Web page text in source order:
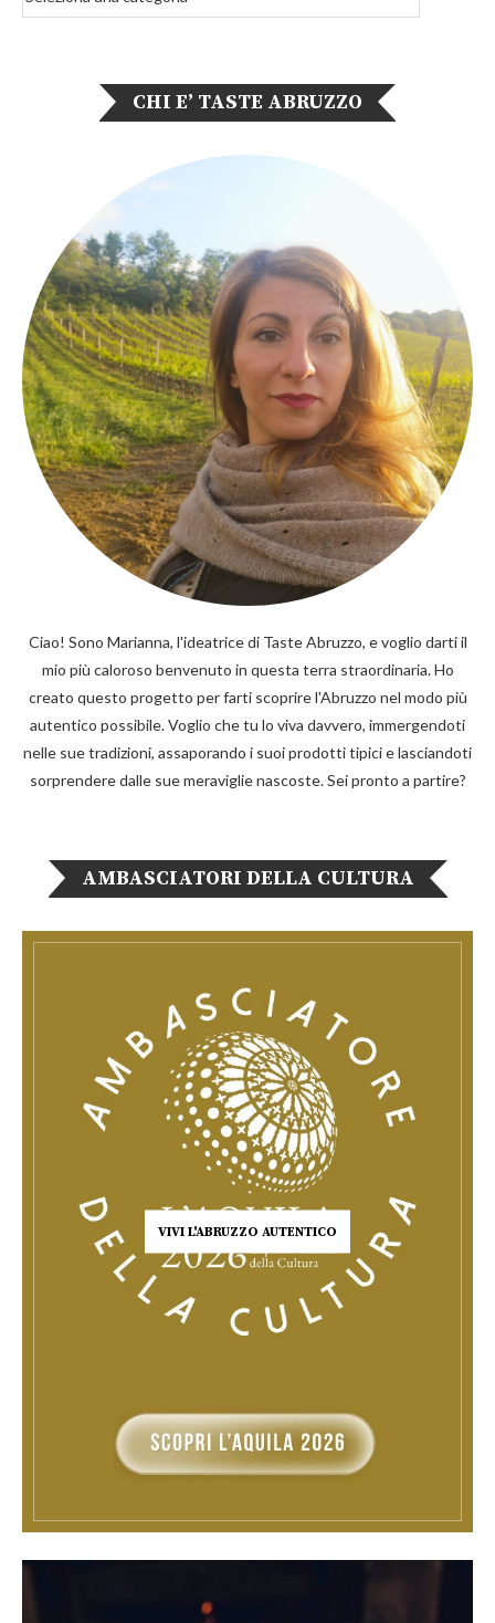
CHI E’ TASTE ABRUZZO
Ciao! Sono Marianna, l'ideatrice di Taste Abruzzo, e voglio darti il
mio più caloroso benvenuto in questa terra straordinaria. Ho
creato questo progetto per farti scoprire l'Abruzzo nel modo più
autentico possibile. Voglio che tu lo viva davvero, immergendoti
nelle sue tradizioni, assaporando i suoi prodotti tipici e lasciandoti
sorprendere dalle sue meraviglie nascoste. Sei pronto a partire?
AMBASCIATORI DELLA CULTURA
VIVI L'ABRUZZO AUTENTICO